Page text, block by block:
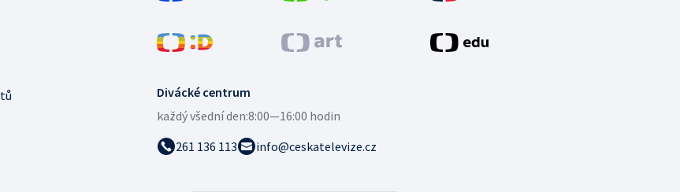
Divácké centrum
každý všední den:8:00—16:00 hodin
261 136 113
info@ceskatelevize.cz